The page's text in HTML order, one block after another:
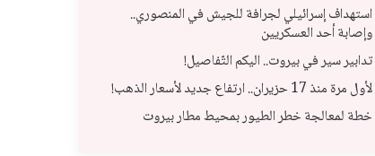
تدابير سير في بيروت.. اليكم التّفاصيل!
استهداف إسرائيلي لجرافة للجيش في المنصوري..
وإصابة أحد العسكريين
تدابير سير في بيروت.. اليكم التّفاصيل!
لأول مرة منذ 17 حزيران.. ارتفاع جديد لأسعار الذهب!
خطة لمعالجة خطر الطيور بمحيط مطار بيروت